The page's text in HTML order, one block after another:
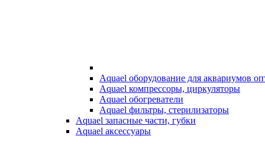
Aquael оборудование для аквариумов
Aquael компрессоры, циркуляторы
Aquael обогреватели
Aquael фильтры, стерилизаторы
Aquael запасные части, губки
Aquael аксессуары